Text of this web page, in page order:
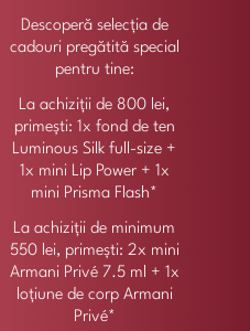
Descoperă selecția de
cadouri pregătită special
pentru tine:
La achiziții de 800 lei,
primești: 1x fond de ten
Luminous Silk full-size +
1x mini Lip Power + 1x
mini Prisma Flash*
La achiziții de minimum
550 lei, primești: 2x mini
Armani Privé 7.5 ml + 1x
loțiune de corp Armani
Privé*